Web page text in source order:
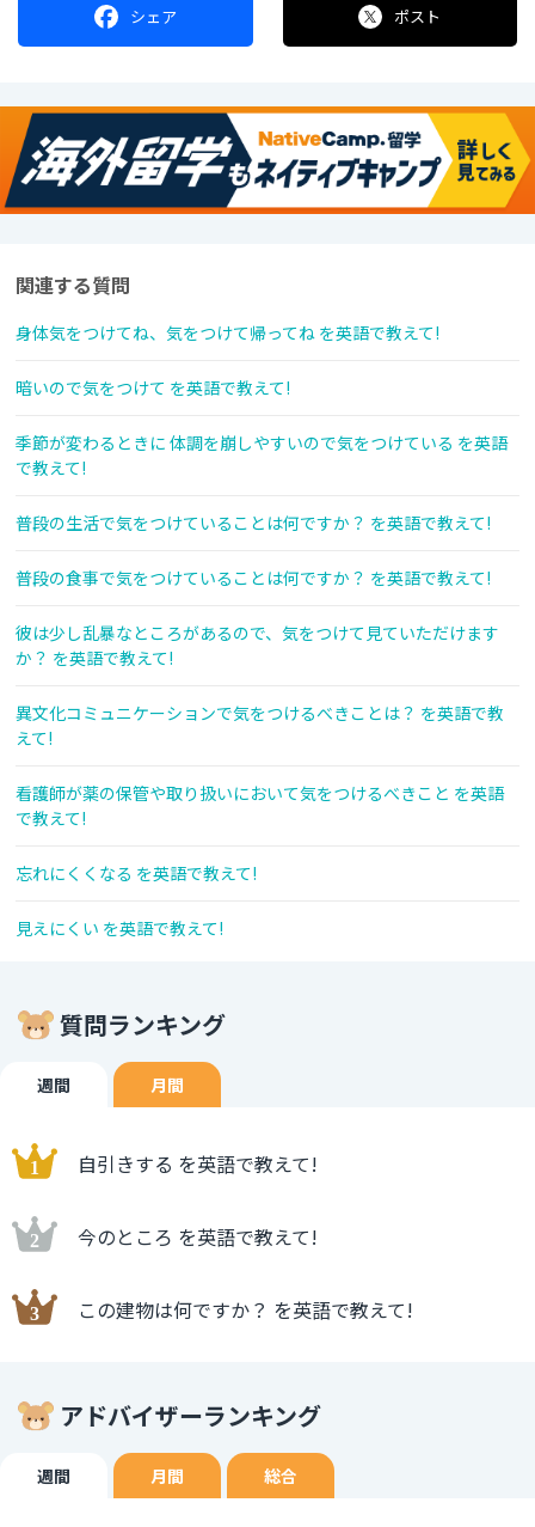
シェア ポスト
関連する質問
身体気をつけてね、気をつけて帰ってね を英語で教えて!
暗いので気をつけて を英語で教えて!
季節が変わるときに 体調を崩しやすいので気をつけている を英語
で教えて!
普段の生活で気をつけていることは何ですか？ を英語で教えて!
普段の食事で気をつけていることは何ですか？ を英語で教えて!
彼は少し乱暴なところがあるので、気をつけて見ていただけます
か？ を英語で教えて!
異文化コミュニケーションで気をつけるべきことは？ を英語で教
えて!
看護師が薬の保管や取り扱いにおいて気をつけるべきこと を英語
で教えて!
忘れにくくなる を英語で教えて!
見えにくい を英語で教えて!
質問ランキング
週間 月間
自引きする を英語で教えて!
今のところ を英語で教えて!
この建物は何ですか？ を英語で教えて!
アドバイザーランキング
週間 月間 総合